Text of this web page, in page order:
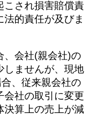
こされ損害賠償責
的責任が及びま
、会社(親会社)の
しませんが、現地
、従来親会社の
会社の取引に変更
決算上の売上が減